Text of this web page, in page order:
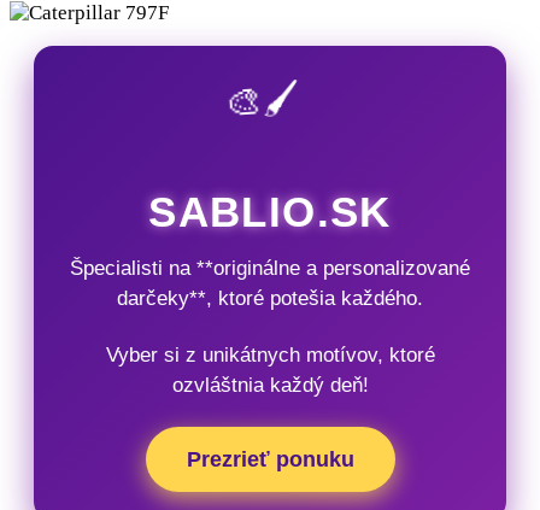
🎨🖌️
SABLIO.SK
Špecialisti na **originálne a personalizované
darčeky**, ktoré potešia každého.
Vyber si z unikátnych motívov, ktoré
ozvláštnia každý deň!
Prezrieť ponuku